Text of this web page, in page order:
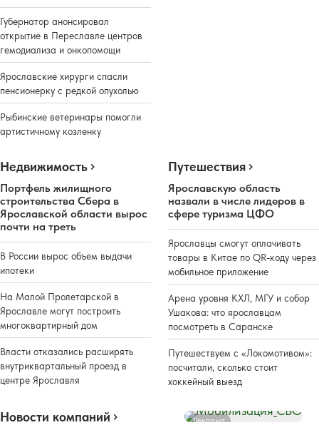
Губернатор анонсировал
открытие в Переславле центров
гемодиализа и онкопомощи
Ярославские хирурги спасли
пенсионерку с редкой опухолью
Рыбинские ветеринары помогли
артистичному козленку
Недвижимость
Портфель жилищного
строительства Сбера в
Ярославской области вырос
почти на треть
В России вырос объем выдачи
ипотеки
На Малой Пролетарской в
Ярославле могут построить
многоквартирный дом
Власти отказались расширять
внутриквартальный проезд в
центре Ярославля
Путешествия
Ярославскую область
назвали в числе лидеров в
сфере туризма ЦФО
Ярославцы смогут оплачивать
товары в Китае по QR-коду через
мобильное приложение
Арена уровня КХЛ, МГУ и собор
Ушакова: что ярославцам
посмотреть в Саранске
Путешествуем с «Локомотивом»:
посчитали, сколько стоит
хоккейный выезд
Новости компаний Реклама